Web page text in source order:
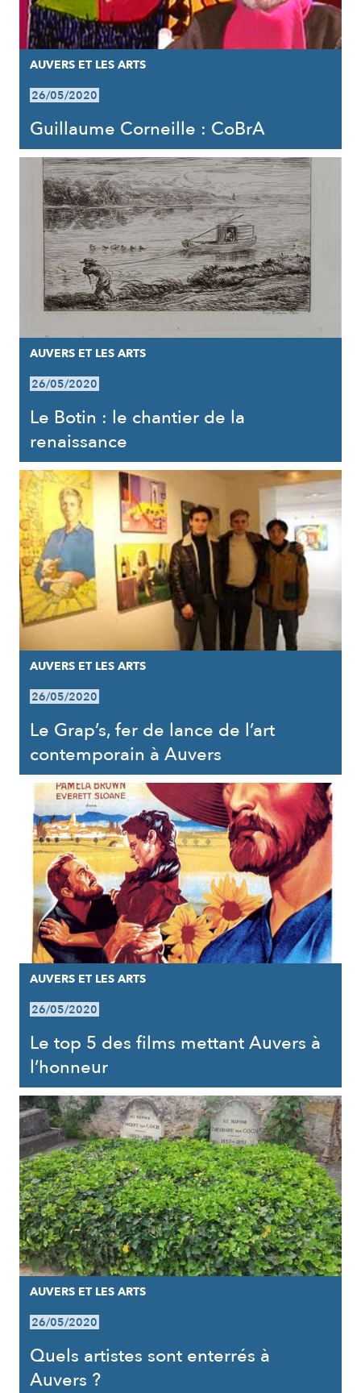
AUVERS ET LES ARTS
26/05/2020
Guillaume Corneille : CoBrA
AUVERS ET LES ARTS
26/05/2020
Le Botin : le chantier de la
renaissance
AUVERS ET LES ARTS
26/05/2020
Le Grap’s, fer de lance de l’art
contemporain à Auvers
AUVERS ET LES ARTS
26/05/2020
Le top 5 des films mettant Auvers à
l’honneur
AUVERS ET LES ARTS
26/05/2020
Quels artistes sont enterrés à
Auvers ?